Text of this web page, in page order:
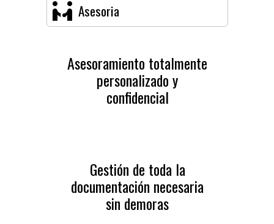
Asesoria
Asesoramiento totalmente
personalizado y
confidencial
Gestión de toda la
documentación necesaria
sin demoras